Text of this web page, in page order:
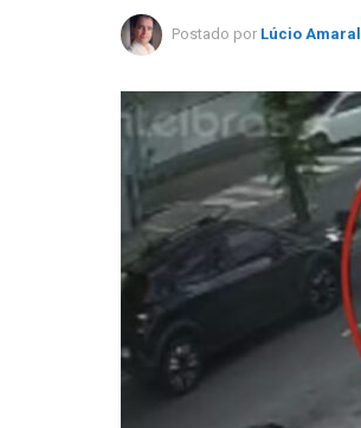
Postado por Lúcio Amaral